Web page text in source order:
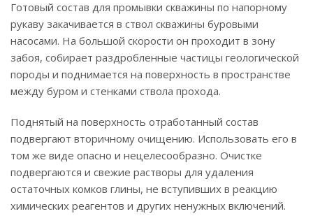
Готовый состав для промывки скважины по напорному
рукаву закачивается в ствол скважины буровыми
насосами. На большой скорости он проходит в зону
забоя, собирает раздробленные частицы геологической
породы и поднимается на поверхность в пространстве
между буром и стенками ствола прохода.
Поднятый на поверхность отработанный состав
подвергают вторичному очищению. Использовать его в
том же виде опасно и нецелесообразно. Очистке
подвергаются и свежие растворы для удаления
остаточных комков глины, не вступивших в реакцию
химических реагентов и других ненужных включений.